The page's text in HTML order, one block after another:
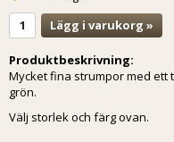
Lägg i varukorg »
Produktbeskrivning:
Mycket fina strumpor med ett
grön.
Välj storlek och färg ovan.